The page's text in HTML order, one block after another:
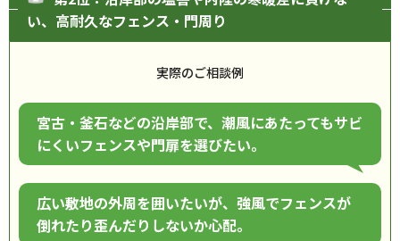
い、高耐久なフェンス・門周り
実際のご相談例
宮古・釜石などの沿岸部で、潮風にあたってもサビ
にくいフェンスや門扉を選びたい。
広い敷地の外周を囲いたいが、強風でフェンスが
倒れたり歪んだりしないか心配。